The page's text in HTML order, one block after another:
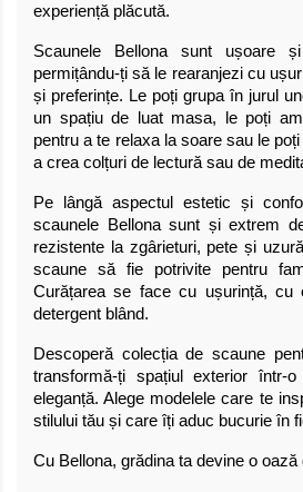
experiență plăcută.
Scaunele Bellona sunt ușoare
permițându-ți să le rearanjezi cu
și preferințe. Le poți grupa în jurul
un spațiu de luat masa, le poți
pentru a te relaxa la soare sau le
a crea colțuri de lectură sau de
Pe lângă aspectul estetic și
scaunele Bellona sunt și extrem
rezistente la zgârieturi, pete și
scaune să fie potrivite pentru
Curățarea se face cu ușurință,
detergent blând.
Descoperă colecția de scaune
transformă-ți spațiul exterior într-
eleganță. Alege modelele care te
stilului tău și care îți aduc bucurie în
Cu Bellona, grădina ta devine o